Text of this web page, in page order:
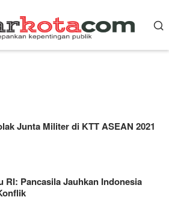
Junta Militer di KTT ASEAN 2021
RI: Pancasila Jauhkan Indonesia